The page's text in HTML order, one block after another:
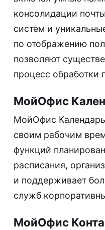
консолидации
систем и
по отображению
позволяют
процесс обработки
МойОфис
МойОфис Календарь
своим рабочим
функций
расписания,
и поддерживает
служб
МойОфис